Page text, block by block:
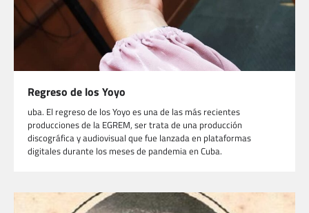
Regreso de los Yoyo
uba. El regreso de los Yoyo es una de las más recientes
producciones de la EGREM, ser trata de una producción
discográfica y audiovisual que fue lanzada en plataformas
digitales durante los meses de pandemia en Cuba.